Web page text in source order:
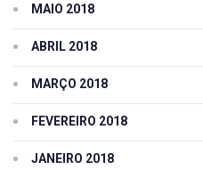
MAIO 2018
ABRIL 2018
MARÇO 2018
FEVEREIRO 2018
JANEIRO 2018